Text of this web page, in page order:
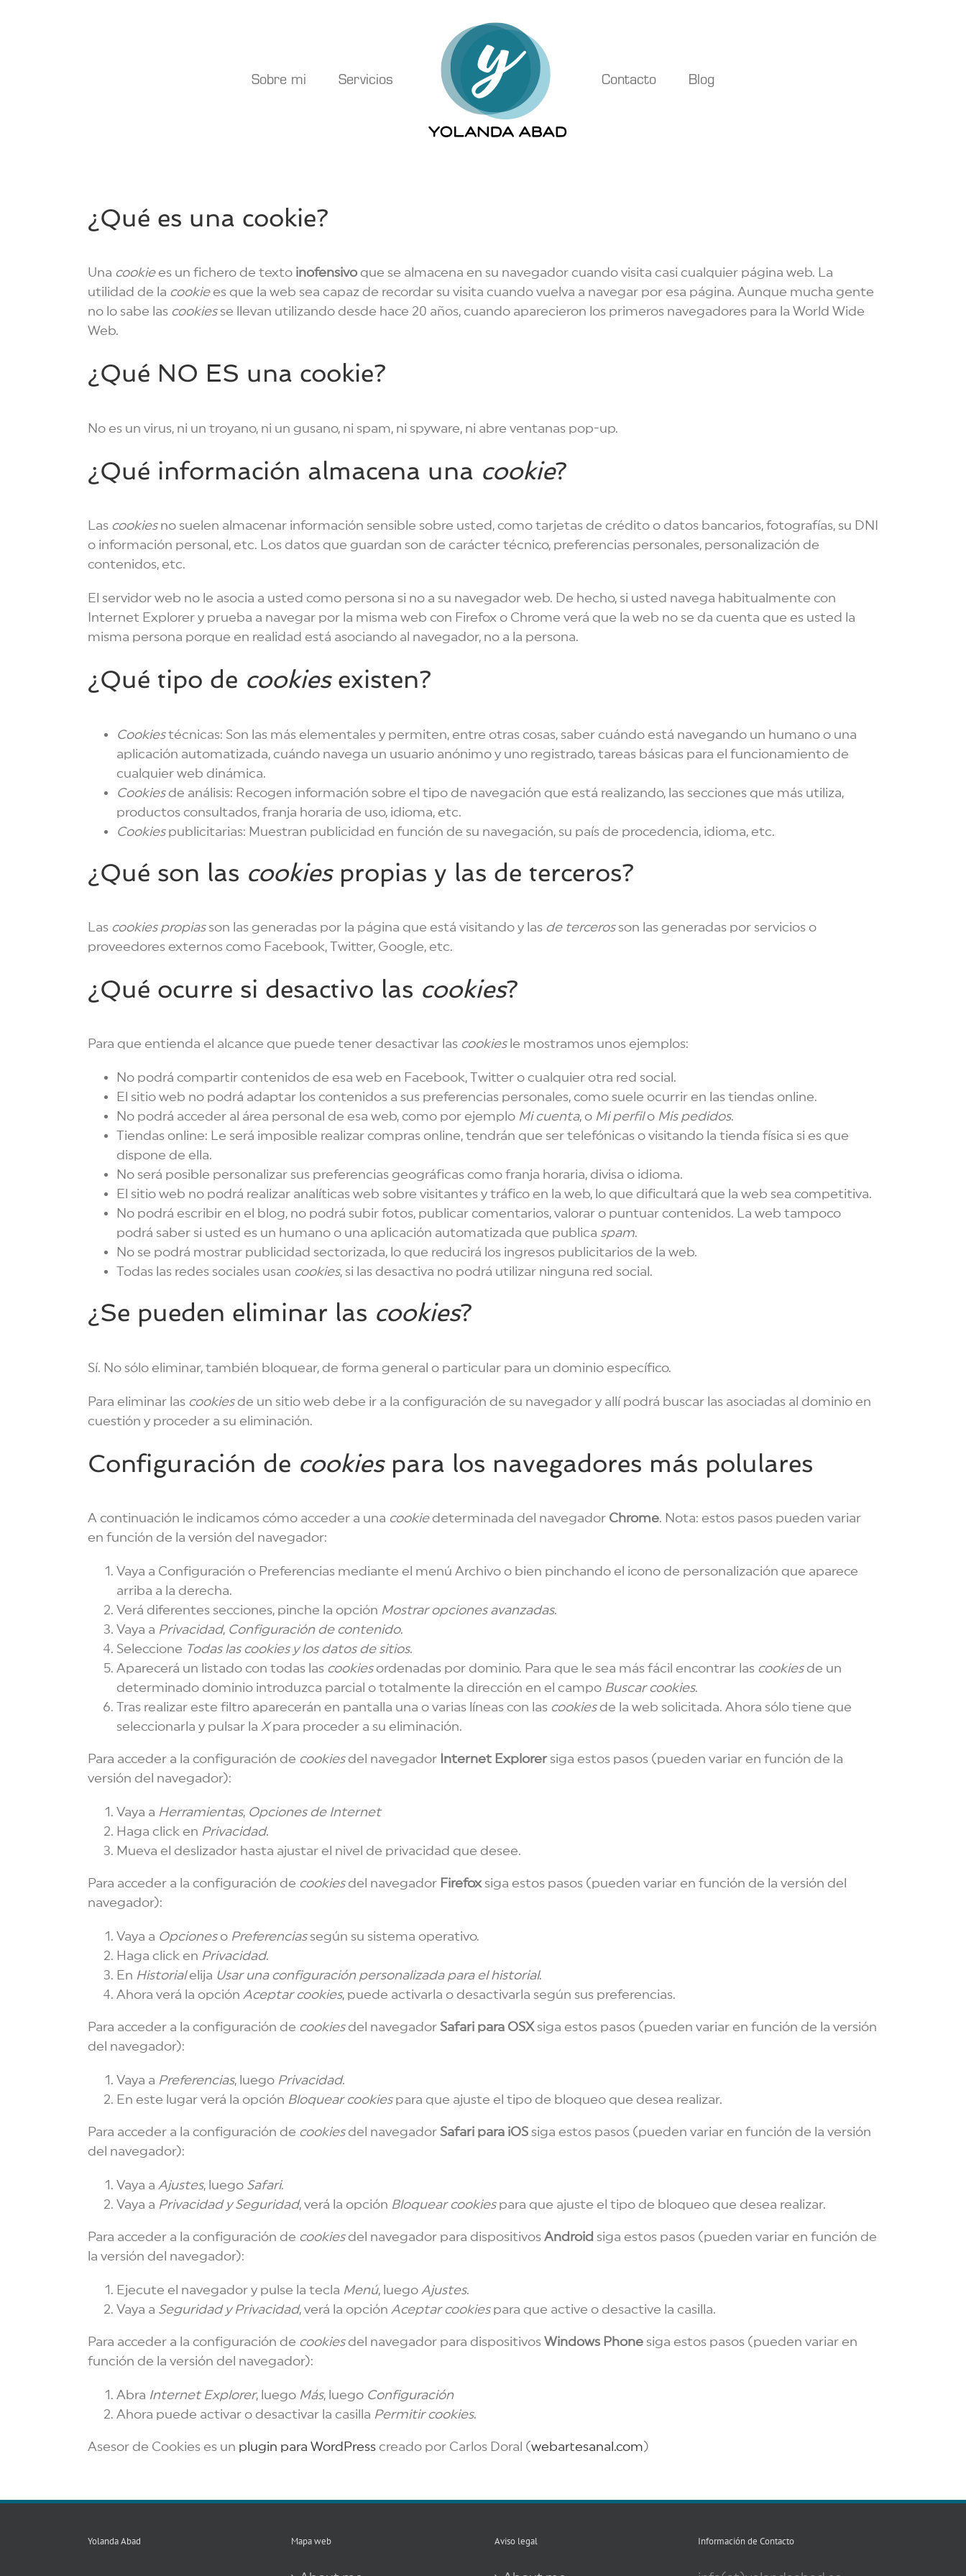
Sobre mi Servicios Contacto Blog
¿Qué es una cookie?
Una cookiees un fichero de texto inofensivoque se almacena en su navegador cuando visita casi cualquier página web. La
utilidad de la cookiees que la web sea capaz de recordar su visita cuando vuelva a navegar por esa página. Aunque mucha gente
no lo sabe las cookiesse llevan utilizando desde hace 20 años, cuando aparecieron los primeros navegadores para la World Wide
Web.
¿Qué NO ES una cookie?
No es un virus, ni un troyano, ni un gusano, ni spam, ni spyware, ni abre ventanas pop-up.
¿Qué información almacena una cookie?
Las cookiesno suelen almacenar información sensible sobre usted, como tarjetas de crédito o datos bancarios, fotografías, su DNI
o información personal, etc. Los datos que guardan son de carácter técnico, preferencias personales, personalización de
contenidos, etc.
El servidor web no le asocia a usted como persona si no a su navegador web. De hecho, si usted navega habitualmente con
Internet Explorer y prueba a navegar por la misma web con Firefox o Chrome verá que la web no se da cuenta que es usted la
misma persona porque en realidad está asociando al navegador, no a la persona.
¿Qué tipo de cookiesexisten?
Cookiestécnicas: Son las más elementales y permiten, entre otras cosas, saber cuándo está navegando un humano o una
aplicación automatizada, cuándo navega un usuario anónimo y uno registrado, tareas básicas para el funcionamiento de
cualquier web dinámica.
Cookiesde análisis: Recogen información sobre el tipo de navegación que está realizando, las secciones que más utiliza,
productos consultados, franja horaria de uso, idioma, etc.
Cookiespublicitarias: Muestran publicidad en función de su navegación, su país de procedencia, idioma, etc.
¿Qué son las cookiespropias y las de terceros?
Las cookies propiasson las generadas por la página que está visitando y las de tercerosson las generadas por servicios o
proveedores externos como Facebook, Twitter, Google, etc.
¿Qué ocurre si desactivo las cookies?
Para que entienda el alcance que puede tener desactivar las cookiesle mostramos unos ejemplos:
No podrá compartir contenidos de esa web en Facebook, Twitter o cualquier otra red social.
El sitio web no podrá adaptar los contenidos a sus preferencias personales, como suele ocurrir en las tiendas online.
No podrá acceder al área personal de esa web, como por ejemplo Mi cuenta, o Mi perfilo Mis pedidos.
Tiendas online: Le será imposible realizar compras online, tendrán que ser telefónicas o visitando la tienda física si es que
dispone de ella.
No será posible personalizar sus preferencias geográficas como franja horaria, divisa o idioma.
El sitio web no podrá realizar analíticas web sobre visitantes y tráfico en la web, lo que dificultará que la web sea competitiva.
No podrá escribir en el blog, no podrá subir fotos, publicar comentarios, valorar o puntuar contenidos. La web tampoco
podrá saber si usted es un humano o una aplicación automatizada que publica spam.
No se podrá mostrar publicidad sectorizada, lo que reducirá los ingresos publicitarios de la web.
Todas las redes sociales usan cookies, si las desactiva no podrá utilizar ninguna red social.
¿Se pueden eliminar las cookies?
Sí. No sólo eliminar, también bloquear, de forma general o particular para un dominio específico.
Para eliminar las cookiesde un sitio web debe ir a la configuración de su navegador y allí podrá buscar las asociadas al dominio en
cuestión y proceder a su eliminación.
Configuración de cookiespara los navegadores más polulares
A continuación le indicamos cómo acceder a una cookiedeterminada del navegador Chrome. Nota: estos pasos pueden variar
en función de la versión del navegador:
Vaya a Configuración o Preferencias mediante el menú Archivo o bien pinchando el icono de personalización que aparece
arriba a la derecha.
Verá diferentes secciones, pinche la opción Mostrar opciones avanzadas.
Vaya a Privacidad, Configuración de contenido.
Seleccione Todas las cookiesy los datos de sitios.
Aparecerá un listado con todas las cookiesordenadas por dominio. Para que le sea más fácil encontrar las cookiesde un
determinado dominio introduzca parcial o totalmente la dirección en el campo Buscar cookies.
Tras realizar este filtro aparecerán en pantalla una o varias líneas con las cookiesde la web solicitada. Ahora sólo tiene que
seleccionarla y pulsar la Xpara proceder a su eliminación.
Para acceder a la configuración de cookiesdel navegador Internet Explorersiga estos pasos (pueden variar en función de la
versión del navegador):
Vaya a Herramientas, Opciones de Internet
Haga click en Privacidad.
Mueva el deslizador hasta ajustar el nivel de privacidad que desee.
Para acceder a la configuración de cookiesdel navegador Firefoxsiga estos pasos (pueden variar en función de la versión del
navegador):
Vaya a Opcioneso Preferenciassegún su sistema operativo.
Haga click en Privacidad.
En Historialelija Usar una configuración personalizada para el historial.
Ahora verá la opción Aceptar cookies, puede activarla o desactivarla según sus preferencias.
Para acceder a la configuración de cookiesdel navegador Safari para OSX siga estos pasos (pueden variar en función de la versión
del navegador):
Vaya a Preferencias, luego Privacidad.
En este lugar verá la opción Bloquear cookiespara que ajuste el tipo de bloqueo que desea realizar.
Para acceder a la configuración de cookiesdel navegador Safari para iOS siga estos pasos (pueden variar en función de la versión
del navegador):
Vaya a Ajustes, luego Safari.
Vaya a Privacidad y Seguridad, verá la opción Bloquear cookiespara que ajuste el tipo de bloqueo que desea realizar.
Para acceder a la configuración de cookiesdel navegador para dispositivos Android siga estos pasos (pueden variar en función de
la versión del navegador):
Ejecute el navegador y pulse la tecla Menú, luego Ajustes.
Vaya a Seguridad y Privacidad, verá la opción Aceptar cookiespara que active o desactive la casilla.
Para acceder a la configuración de cookiesdel navegador para dispositivos Windows Phone siga estos pasos (pueden variar en
función de la versión del navegador):
Abra Internet Explorer, luego Más, luego Configuración
Ahora puede activar o desactivar la casilla Permitir cookies.
Asesor de Cookies es un plugin para WordPress creado por Carlos Doral (webartesanal.com)
Yolanda Abad Mapa web Aviso legal Información de Contacto